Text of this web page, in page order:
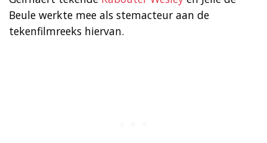
Beule werkte mee als stemacteur aan de
tekenfilmreeks hiervan.